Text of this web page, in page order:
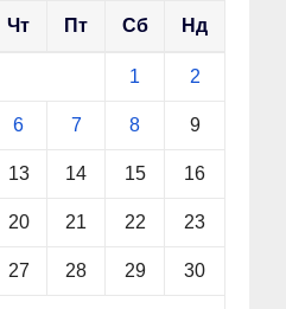
Чт Пт Сб Нд
1 2
6 7 8 9
13 14 15 16
20 21 22 23
27 28 29 30